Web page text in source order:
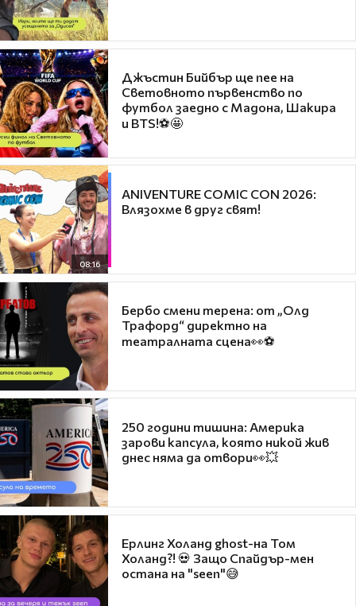
Джъстин Бийбър ще пее на
Световното първенство по
футбол заедно с Мадона, Шакира
и BTS!⚽🤩
08:16
ANIVENTURE COMIC CON 2026:
Влязохме в друг свят!
Бербо смени терена: от „Олд
Трафорд“ директно на
театралната сцена👀⚽
250 години тишина: Америка
зарови капсула, която никой жив
днес няма да отвори👀💥
Ерлинг Холанд ghost-на Том
Холанд?! 💀 Защо Спайдър-мен
остана на "seen"😅